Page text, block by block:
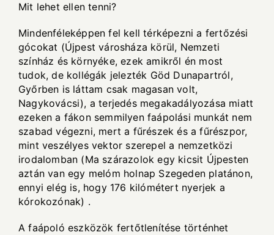
Mit lehet ellen tenni?
Mindenféleképpen fel kell térképezni a fertőzési
gócokat (Újpest városháza körül, Nemzeti
színház és környéke, ezek amikről én most
tudok, de kollégák jelezték Göd Dunapartról,
Győrben is láttam csak magasan volt,
Nagykovácsi), a terjedés megakadályozása miatt
ezeken a fákon semmilyen faápolási munkát nem
szabad végezni, mert a fűrészek és a fűrészpor,
mint veszélyes vektor szerepel a nemzetközi
irodalomban (Ma szárazolok egy kicsit Újpesten
aztán van egy melóm holnap Szegeden platánon,
ennyi elég is, hogy 176 kilómétert nyerjek a
kórokozónak) .
A faápoló eszközök fertőtlenítése történhet